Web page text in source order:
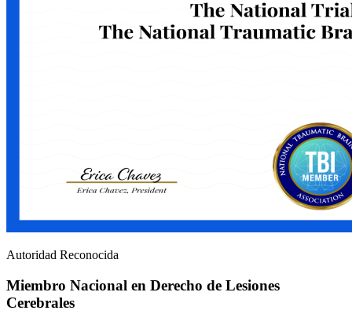
Autoridad Reconocida
Miembro Nacional en Derecho de Lesiones
Cerebrales